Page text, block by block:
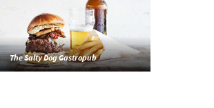
The Salty Dog Gastropub